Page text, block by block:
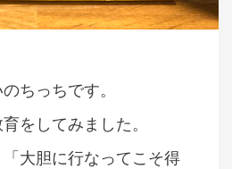
ちっちです。
をしてみました。
大胆に行なってこそ得